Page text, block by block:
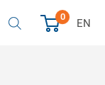
0
EN